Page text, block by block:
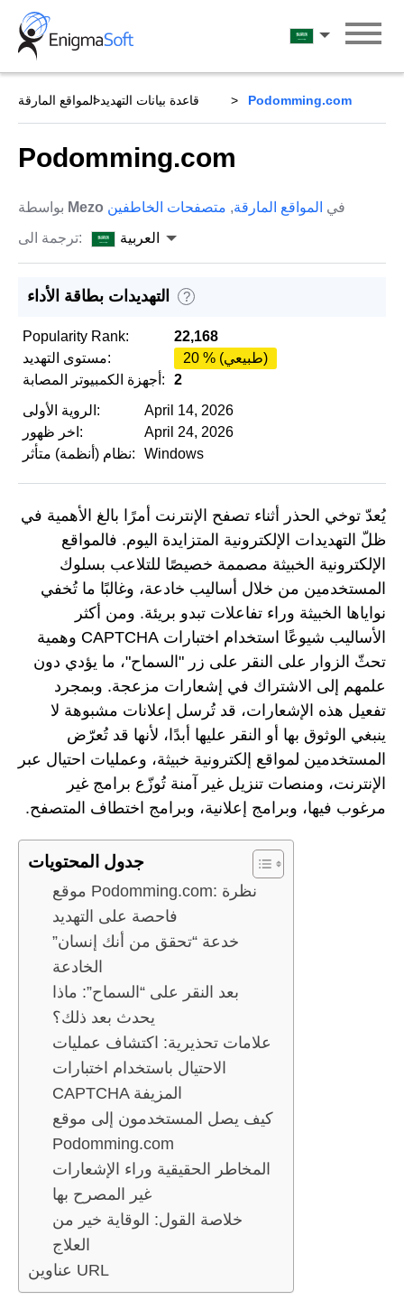
Skip
content
العربية
قاعدة بيانات التهديد المواقع المارقة Podomming.com
Podomming.com
Mezo في المواقع المارقة, متصفحات الخاطفين
ترجمة الى:
العربية
التهديدات بطاقة الأداء ?
Popularity Rank:
22,168
مستوى التهديد:
20 % (طبيعي)
أجهزة الكمبيوتر المصابة:
2
الروية الأولى:
April 14, 2026
اخر ظهور:
April 24, 2026
نظام (أنظمة) متأثر:
Windows
يُعدّ توخي الحذر أثناء تصفح الإنترنت أمرًا بالغ الأهمية في
ظلّ التهديدات الإلكترونية المتزايدة اليوم. فالمواقع
الإلكترونية الخبيثة مصممة خصيصًا للتلاعب بسلوك
المستخدمين من خلال أساليب خادعة، وغالبًا ما تُخفي
نواياها الخبيثة وراء تفاعلات تبدو بريئة. ومن أكثر
الأساليب شيوعًا استخدام اختبارات CAPTCHA وهمية
تحثّ الزوار على النقر على زر "السماح"، ما يؤدي دون
علمهم إلى الاشتراك في إشعارات مزعجة. وبمجرد
تفعيل هذه الإشعارات، قد تُرسل إعلانات مشبوهة لا
ينبغي الوثوق بها أو النقر عليها أبدًا، لأنها قد تُعرّض
المستخدمين لمواقع إلكترونية خبيثة، وعمليات احتيال عبر
الإنترنت، ومنصات تنزيل غير آمنة تُوزّع برامج غير
مرغوب فيها، وبرامج إعلانية، وبرامج اختطاف المتصفح.
جدول المحتويات
موقع Podomming.com: نظرة
فاحصة على التهديد
خدعة “تحقق من أنك إنسان”
الخادعة
بعد النقر على “السماح”: ماذا
يحدث بعد ذلك؟
علامات تحذيرية: اكتشاف عمليات
الاحتيال باستخدام اختبارات
CAPTCHA المزيفة
كيف يصل المستخدمون إلى موقع
Podomming.com
المخاطر الحقيقية وراء الإشعارات
غير المصرح بها
خلاصة القول: الوقاية خير من
العلاج
عناوين URL